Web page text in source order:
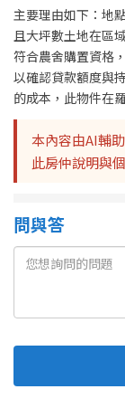
主要理由如下：地
且大坪數土地在區
符合農舍購置資格
以確認貸款額度與
的成本，此物件在
本內容由AI輔
此房仲說明與
問與答